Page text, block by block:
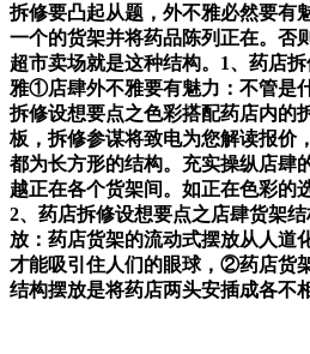
拆修要凸起从题，外不雅必然要有
一个的货架并将药品陈列正在。否
超市卖场就是这种结构。1、药店
雅①店肆外不雅要有魅力：不管是
拆修设想要点之色彩搭配药店内的
板，拆修参谋将致电为您解读报价
都为长方形的结构。充实操纵店肆
越正在各个货架间。如正在色彩的
2、药店拆修设想要点之店肆货架
放：药店货架的流动式摆放从人道
才能吸引住人们的眼球，②药店货
结构摆放是将药店两头安插成各不